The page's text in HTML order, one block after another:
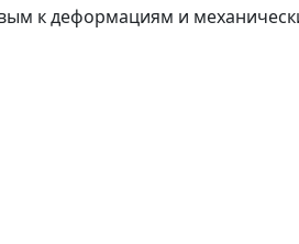
к деформациям и